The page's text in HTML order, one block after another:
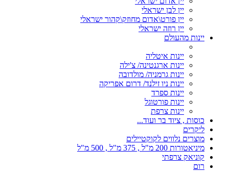
יין לבן ישראלי
יין פורט\אדום מחוזק\קהור ישראלי
יין רוזה ישראלי
יינות מהעולם
יינות איטליה
יינות ארגנטינה/ צ'ילה
יינות גרמניה/ מולדובה
יינות ניו זילנד/ דרום אפריקה
יינות ספרד
יינות פורטוגל
יינות צרפת
כוסות , ציוד בר ועוד...
ליקרים
מוצרים נלווים לקוקטיילים
מיניאטורות 200 מ"ל , 375 מ"ל , 500 מ"ל
קוניאק צרפתי
רום